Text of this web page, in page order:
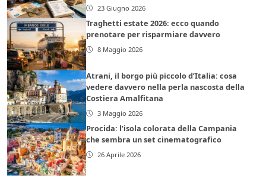
23 Giugno 2026
Traghetti estate 2026: ecco quando
prenotare per risparmiare davvero
8 Maggio 2026
Atrani, il borgo più piccolo d’Italia: cosa
vedere davvero nella perla nascosta della
Costiera Amalfitana
3 Maggio 2026
Procida: l’isola colorata della Campania
che sembra un set cinematografico
26 Aprile 2026